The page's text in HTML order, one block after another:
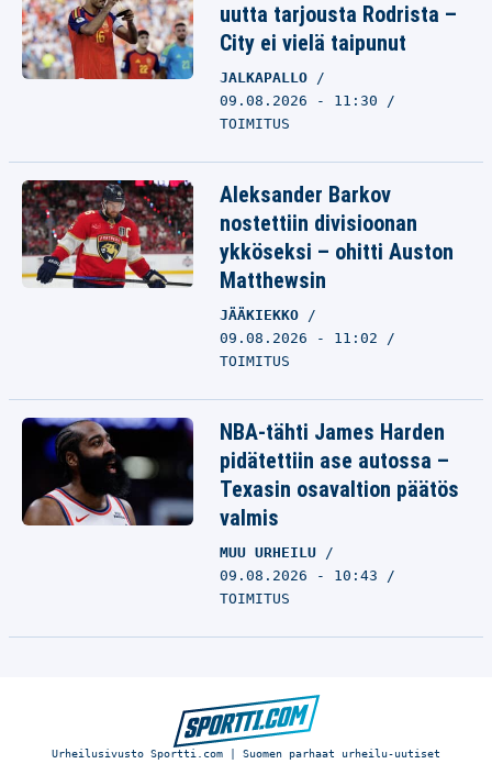
uutta tarjousta Rodrista –
City ei vielä taipunut
JALKAPALLO
09.08.2026 - 11:30
TOIMITUS
Aleksander Barkov
nostettiin divisioonan
ykköseksi – ohitti Auston
Matthewsin
JÄÄKIEKKO
09.08.2026 - 11:02
TOIMITUS
NBA-tähti James Harden
pidätettiin ase autossa –
Texasin osavaltion päätös
valmis
MUU URHEILU
09.08.2026 - 10:43
TOIMITUS
Urheilusivusto Sportti.com | Suomen parhaat urheilu-uutiset